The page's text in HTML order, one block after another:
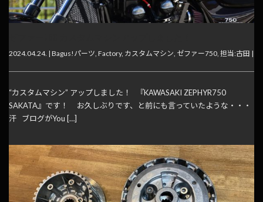
2024.04.24. | Bagus!パーツ, Factory, カスタムマシン, ゼファー750, 担当:古田 |
“カスタムマシン” アップしました！ 『KAWASAKI ZEPHYR750
SAKATA』です！ お久しぶりです、と前にも言っていたような・・・
汗 ブログがYou […]